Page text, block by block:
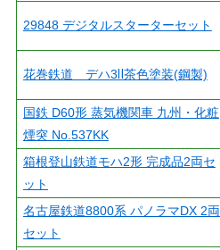
29848 デジタルスターターセット
花巻鉄道 デハ3Ⅱ茶色塗装(鋼製)
国鉄 D60形 蒸気機関車 九州・化粧
煙突 No.537KK
箱根登山鉄道モハ2形 完成品2両セ
ット
名古屋鉄道8800系 パノラマDX 2両
セット